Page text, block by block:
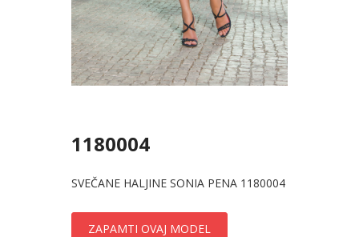
1180004
SVEČANE HALJINE SONIA PENA 1180004
ZAPAMTI OVAJ MODEL